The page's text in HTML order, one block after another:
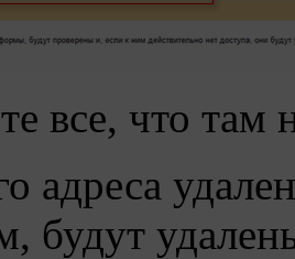
все, что там
адреса
будут